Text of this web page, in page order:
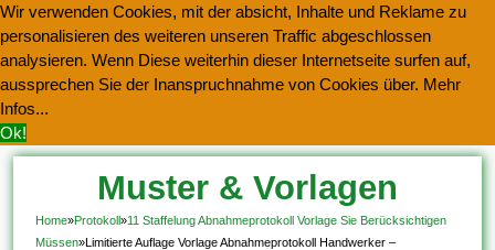
Wir verwenden Cookies, mit der absicht, Inhalte und Reklame zu
personalisieren des weiteren unseren Traffic abgeschlossen
analysieren. Wenn Diese weiterhin dieser Internetseite surfen auf,
aussprechen Sie der Inanspruchnahme von Cookies über. Mehr
Infos...
Ok!
Muster & Vorlagen
Kostenlos Herunterladen
Home»Protokoll»11 Staffelung Abnahmeprotokoll Vorlage Sie Berücksichtigen
Müssen»Limitierte Auflage Vorlage Abnahmeprotokoll Handwerker –